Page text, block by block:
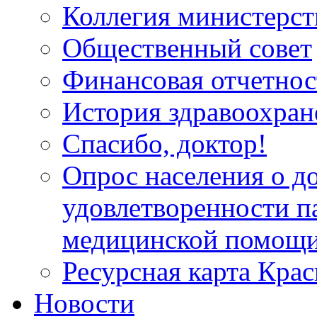
Коллегия
Общественный совет
Финансовая
История
Спасибо, доктор!
Опрос населения о
удовлетворенности
медицинской
Ресурсная карта
Новости